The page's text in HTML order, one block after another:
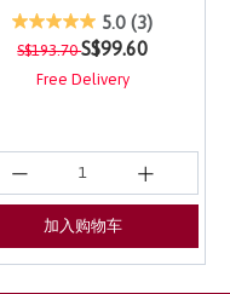
4 out of 5 Customer
5.0 (3)
Price reduced from
S$193.70to
S$99.60
Free Delivery
加入购物车